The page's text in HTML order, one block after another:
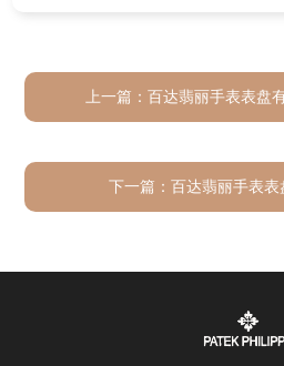
上一篇： 百达翡丽手表表盘
下一篇： 百达翡丽手表